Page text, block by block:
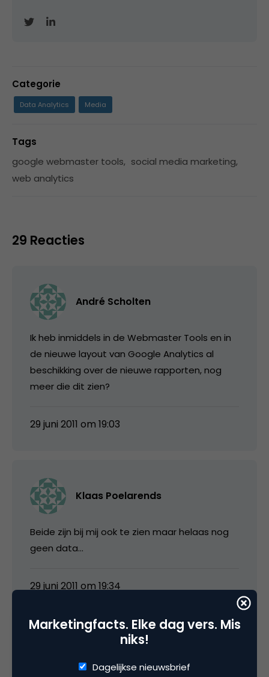
Categorie
Data Analytics Media
Tags
google webmaster tools, social media marketing,
web analytics
29 Reacties
André Scholten
Ik heb inmiddels in de Webmaster Tools en in
de nieuwe layout van Google Analytics al
beschikking over de nieuwe rapporten, nog
meer die dit zien?
29 juni 2011 om 19:03
Klaas Poelarends
Beide zijn bij mij ook te zien maar helaas nog
geen data…
29 juni 2011 om 19:34
Marketingfacts. Elke dag vers. Mis
niks!
Dagelijkse nieuwsbrief